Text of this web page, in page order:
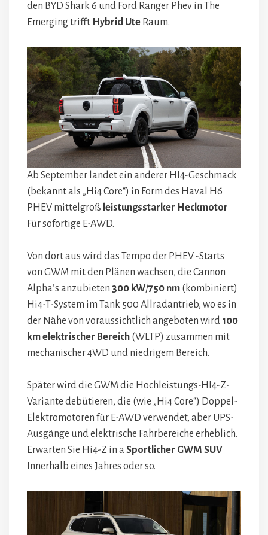
den BYD Shark 6 und Ford Ranger Phev in The
Emerging trifft Hybrid Ute Raum.
Ab September landet ein anderer HI4-Geschmack
(bekannt als „Hi4 Core“) in Form des Haval H6
PHEV mittelgroß leistungsstarker Heckmotor
Für sofortige E-AWD.
Von dort aus wird das Tempo der PHEV -Starts
von GWM mit den Plänen wachsen, die Cannon
Alpha’s anzubieten 300 kW/750 nm (kombiniert)
Hi4-T-System im Tank 500 Allradantrieb, wo es in
der Nähe von voraussichtlich angeboten wird 100
km elektrischer Bereich (WLTP) zusammen mit
mechanischer 4WD und niedrigem Bereich.
Später wird die GWM die Hochleistungs-HI4-Z-
Variante debütieren, die (wie „Hi4 Core“) Doppel-
Elektromotoren für E-AWD verwendet, aber UPS-
Ausgänge und elektrische Fahrbereiche erheblich.
Erwarten Sie Hi4-Z in a Sportlicher GWM SUV
Innerhalb eines Jahres oder so.